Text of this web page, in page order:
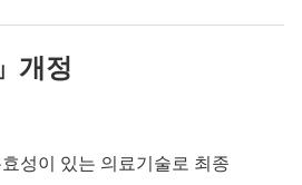
개정
성이 있는 의료기술로 최종